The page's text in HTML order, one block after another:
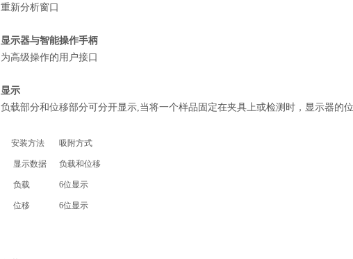
重新分析窗口
显示器与智能操作手柄
为高级操作的用户接口
显示
负载部分和位移部分可分开显示,当将一个样品固定在夹具上或检测时，显示器的
安装方法 吸附方式
显示数据 负载和位移
负载 6位显示
位移 6位显示